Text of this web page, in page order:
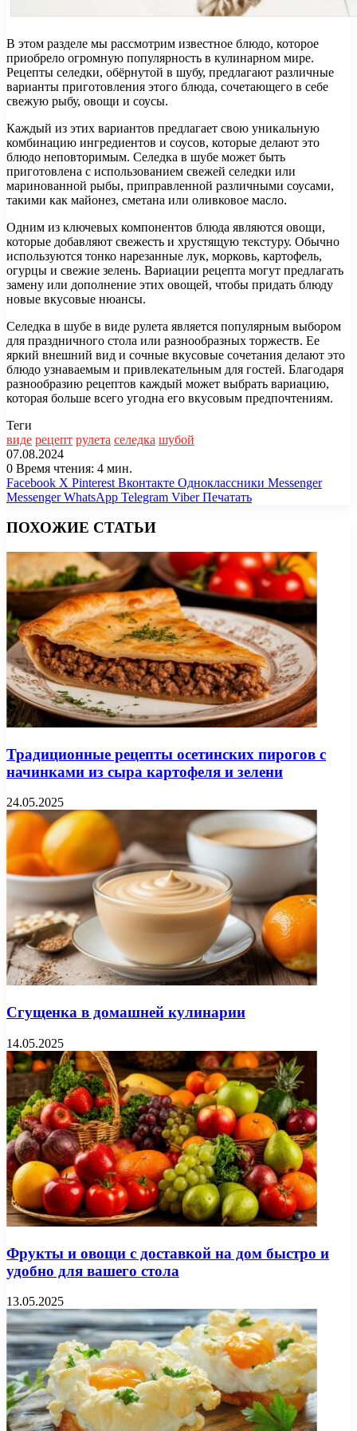
В этом разделе мы рассмотрим известное блюдо, которое
приобрело огромную популярность в кулинарном мире.
Рецепты селедки, обёрнутой в шубу, предлагают различные
варианты приготовления этого блюда, сочетающего в себе
свежую рыбу, овощи и соусы.
Каждый из этих вариантов предлагает свою уникальную
комбинацию ингредиентов и соусов, которые делают это
блюдо неповторимым. Селедка в шубе может быть
приготовлена с использованием свежей селедки или
маринованной рыбы, приправленной различными соусами,
такими как майонез, сметана или оливковое масло.
Одним из ключевых компонентов блюда являются овощи,
которые добавляют свежесть и хрустящую текстуру. Обычно
используются тонко нарезанные лук, морковь, картофель,
огурцы и свежие зелень. Вариации рецепта могут предлагать
замену или дополнение этих овощей, чтобы придать блюду
новые вкусовые нюансы.
Селедка в шубе в виде рулета является популярным выбором
для праздничного стола или разнообразных торжеств. Ее
яркий внешний вид и сочные вкусовые сочетания делают это
блюдо узнаваемым и привлекательным для гостей. Благодаря
разнообразию рецептов каждый может выбрать вариацию,
которая больше всего угодна его вкусовым предпочтениям.
Теги
виде рецепт рулета селедка шубой
07.08.2024
0 Время чтения: 4 мин.
Facebook X Pinterest Вконтакте Одноклассники Messenger
Messenger WhatsApp Telegram Viber Печатать
ПОХОЖИЕ СТАТЬИ
Традиционные рецепты осетинских пирогов с
начинками из сыра картофеля и зелени
24.05.2025
Сгущенка в домашней кулинарии
14.05.2025
Фрукты и овощи с доставкой на дом быстро и
удобно для вашего стола
13.05.2025